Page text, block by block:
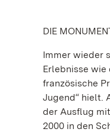
DIE
Immer wieder
Erlebnisse wie
französische
Jugend“ hielt.
der Ausflug
2000 in den